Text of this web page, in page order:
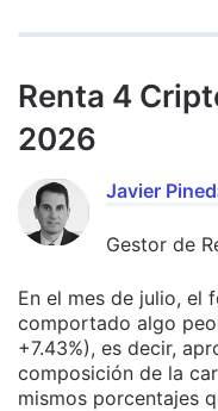
Renta 4
2026
Javier
Gestor de
En el mes de julio, el
comportado algo
+7.43%), es decir,
composición de la
mismos porcentajes